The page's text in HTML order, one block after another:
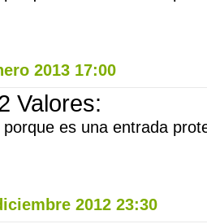
2013 17:00
Valores:
es una entrada
2012 23:30